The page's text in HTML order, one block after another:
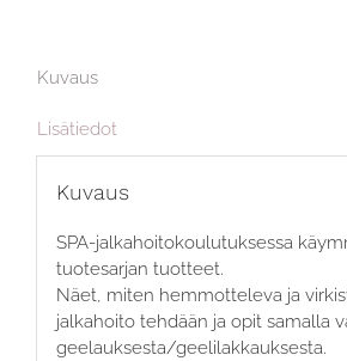
Kuvaus
Lisätiedot
Kuvaus
SPA-jalkahoitokoulutuksessa
tuotesarjan tuotteet.
Näet, miten hemmotteleva ja
jalkahoito tehdään ja opit samalla
geelauksesta/geelilakkauksesta.